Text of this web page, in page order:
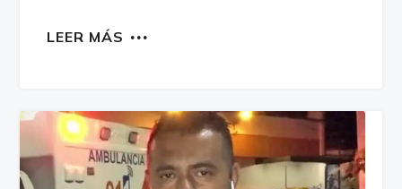
LEER MÁS